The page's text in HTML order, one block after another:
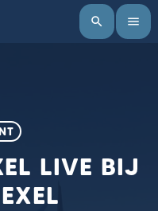
search menu
LIVE BIJ